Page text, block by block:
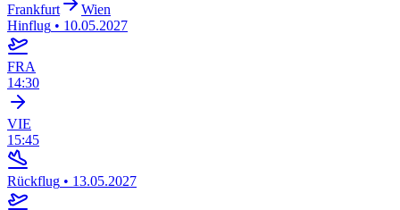
Frankfurt
Wien
Hinflug • 10.05.2027
FRA
14:30
VIE
15:45
Rückflug • 13.05.2027